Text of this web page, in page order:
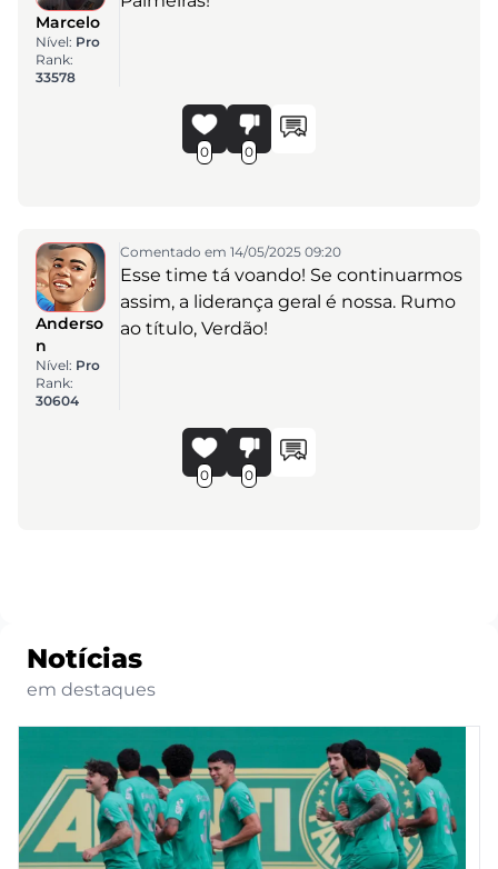
Marcelo
Nível: Pro
Rank:
33578
0 0
Anderso
n
Nível: Pro
Rank:
30604
Comentado em 14/05/2025 09:20
Esse time tá voando! Se continuarmos
assim, a liderança geral é nossa. Rumo
ao título, Verdão!
0 0
Notícias
em destaques